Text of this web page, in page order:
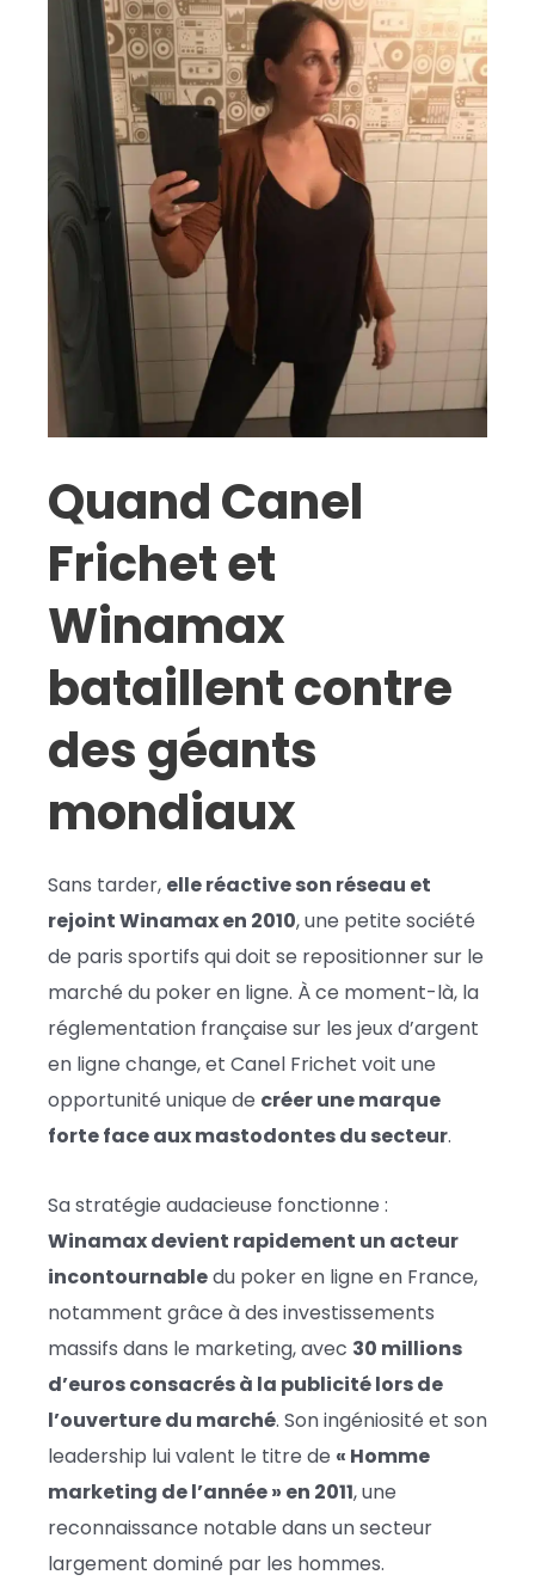
Quand Canel
Frichet et
Winamax
bataillent contre
des géants
mondiaux
Sans tarder, elle réactive son réseau et
rejoint Winamax en 2010, une petite société
de paris sportifs qui doit se repositionner sur le
marché du poker en ligne. À ce moment-là, la
réglementation française sur les jeux d’argent
en ligne change, et Canel Frichet voit une
opportunité unique de créer une marque
forte face aux mastodontes du secteur.
Sa stratégie audacieuse fonctionne :
Winamax devient rapidement un acteur
incontournabledu poker en ligne en France,
notamment grâce à des investissements
massifs dans le marketing, avec 30 millions
d’euros consacrés à la publicité lors de
l’ouverture du marché. Son ingéniosité et son
leadership lui valent le titre de « Homme
marketing de l’année » en 2011, une
reconnaissance notable dans un secteur
largement dominé par les hommes.